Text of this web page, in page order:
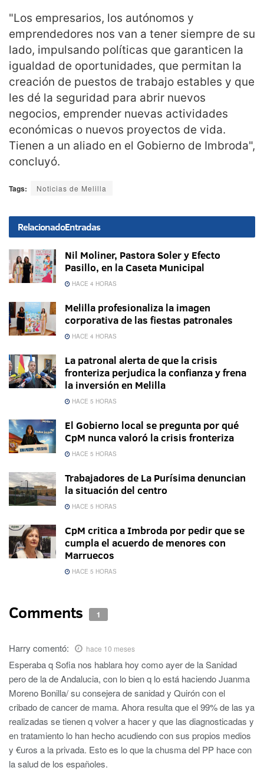
"Los empresarios, los autónomos y
emprendedores nos van a tener siempre de su
lado, impulsando políticas que garanticen la
igualdad de oportunidades, que permitan la
creación de puestos de trabajo estables y que
les dé la seguridad para abrir nuevos
negocios, emprender nuevas actividades
económicas o nuevos proyectos de vida.
Tienen a un aliado en el Gobierno de Imbroda",
concluyó.
Tags: Noticias de Melilla
RelacionadoEntradas
Nil Moliner, Pastora Soler y Efecto
Pasillo, en la Caseta Municipal
HACE 4 HORAS
Melilla profesionaliza la imagen
corporativa de las fiestas patronales
HACE 4 HORAS
La patronal alerta de que la crisis
fronteriza perjudica la confianza y frena
la inversión en Melilla
HACE 5 HORAS
El Gobierno local se pregunta por qué
CpM nunca valoró la crisis fronteriza
HACE 5 HORAS
Trabajadores de La Purísima denuncian
la situación del centro
HACE 5 HORAS
CpM critica a Imbroda por pedir que se
cumpla el acuerdo de menores con
Marruecos
HACE 5 HORAS
Comments 1
Harry comentó: hace 10 meses
Esperaba q Sofia nos hablara hoy como ayer de la Sanidad
pero de la de Andalucia, con lo bien q lo está haciendo Juanma
Moreno Bonilla/ su consejera de sanidad y Quirón con el
cribado de cancer de mama. Ahora resulta que el 99% de las ya
realizadas se tienen q volver a hacer y que las diagnosticadas y
en tratamiento lo han hecho acudiendo con sus propios medios
y €uros a la privada. Esto es lo que la chusma del PP hace con
la salud de los españoles.